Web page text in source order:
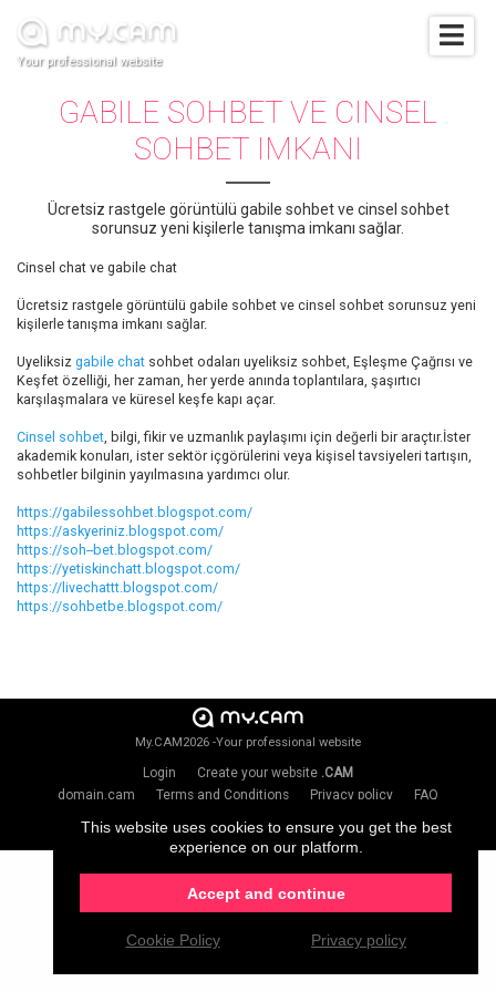
Your professional website
GABILE SOHBET VE CINSEL
SOHBET IMKANI
Ücretsiz rastgele görüntülü gabile sohbet ve cinsel sohbet
sorunsuz yeni kişilerle tanışma imkanı sağlar.
Cinsel chat ve gabile chat
Ücretsiz rastgele görüntülü gabile sohbet ve cinsel sohbet sorunsuz yeni
kişilerle tanışma imkanı sağlar.
Uyeliksiz gabile chat sohbet odaları uyeliksiz sohbet, Eşleşme Çağrısı ve
Keşfet özelliği, her zaman, her yerde anında toplantılara, şaşırtıcı
karşılaşmalara ve küresel keşfe kapı açar.
Cinsel sohbet, bilgi, fikir ve uzmanlık paylaşımı için değerli bir araçtır.İster
akademik konuları, ister sektör içgörülerini veya kişisel tavsiyeleri tartışın,
sohbetler bilginin yayılmasına yardımcı olur.
https://gabilessohbet.blogspot.com/
https://askyeriniz.blogspot.com/
https://soh--bet.blogspot.com/
https://yetiskinchatt.blogspot.com/
https://livechattt.blogspot.com/
https://sohbetbe.blogspot.com/
My.CAM2026 -Your professional website
Login Create your website .CAM
domain.cam
Terms and Conditions Privacy policy
FAQ
This website uses cookies to ensure you get the best
experience on our platform.
Accept and continue
Cookie Policy Privacy policy